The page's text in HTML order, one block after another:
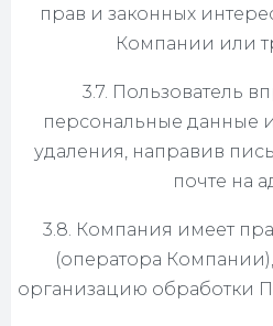
прав и законных
Компании или
3.7. Пользователь
персональные данные
удаления, направив
почте на
3.8. Компания имеет
(оператора Компании),
организацию обработки